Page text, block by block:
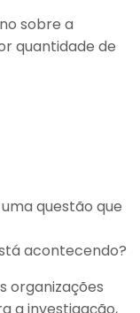
sobre a
quantidade de
questão que
acontecendo?
organizações